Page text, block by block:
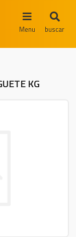
Menu buscar
KG